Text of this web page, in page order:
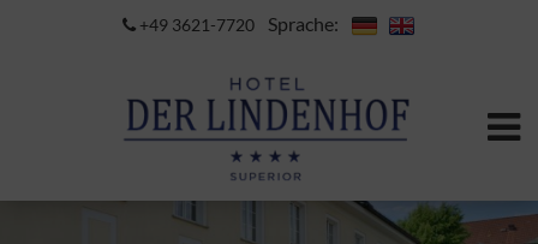
+49 3621-7720 Sprache: